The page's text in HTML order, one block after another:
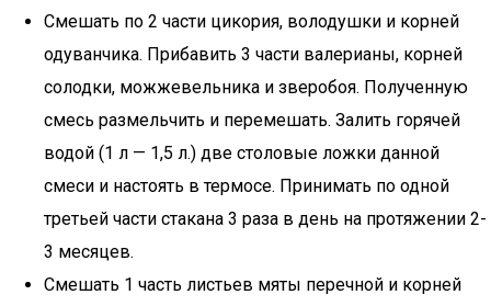
Смешать по 2 части цикория, володушки и корней
одуванчика. Прибавить 3 части валерианы, корней
солодки, можжевельника и зверобоя. Полученную
смесь размельчить и перемешать. Залить горячей
водой (1 л — 1,5 л.) две столовые ложки данной
смеси и настоять в термосе. Принимать по одной
третьей части стакана 3 раза в день на протяжении 2-
3 месяцев.
Смешать 1 часть листьев мяты перечной и корней